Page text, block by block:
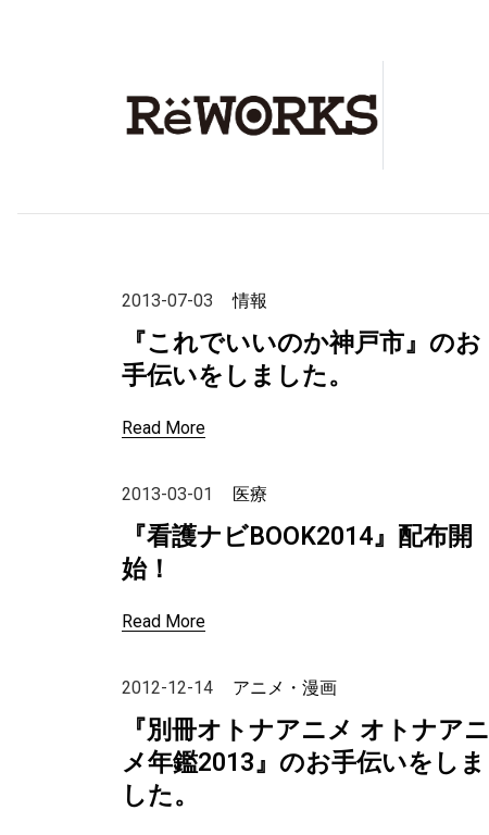
2013-07-03 情報
『これでいいのか神戸市』のお
手伝いをしました。
Read More
2013-03-01 医療
『看護ナビBOOK2014』配布開
始！
Read More
2012-12-14 アニメ・漫画
『別冊オトナアニメ オトナアニ
メ年鑑2013』のお手伝いをしま
した。